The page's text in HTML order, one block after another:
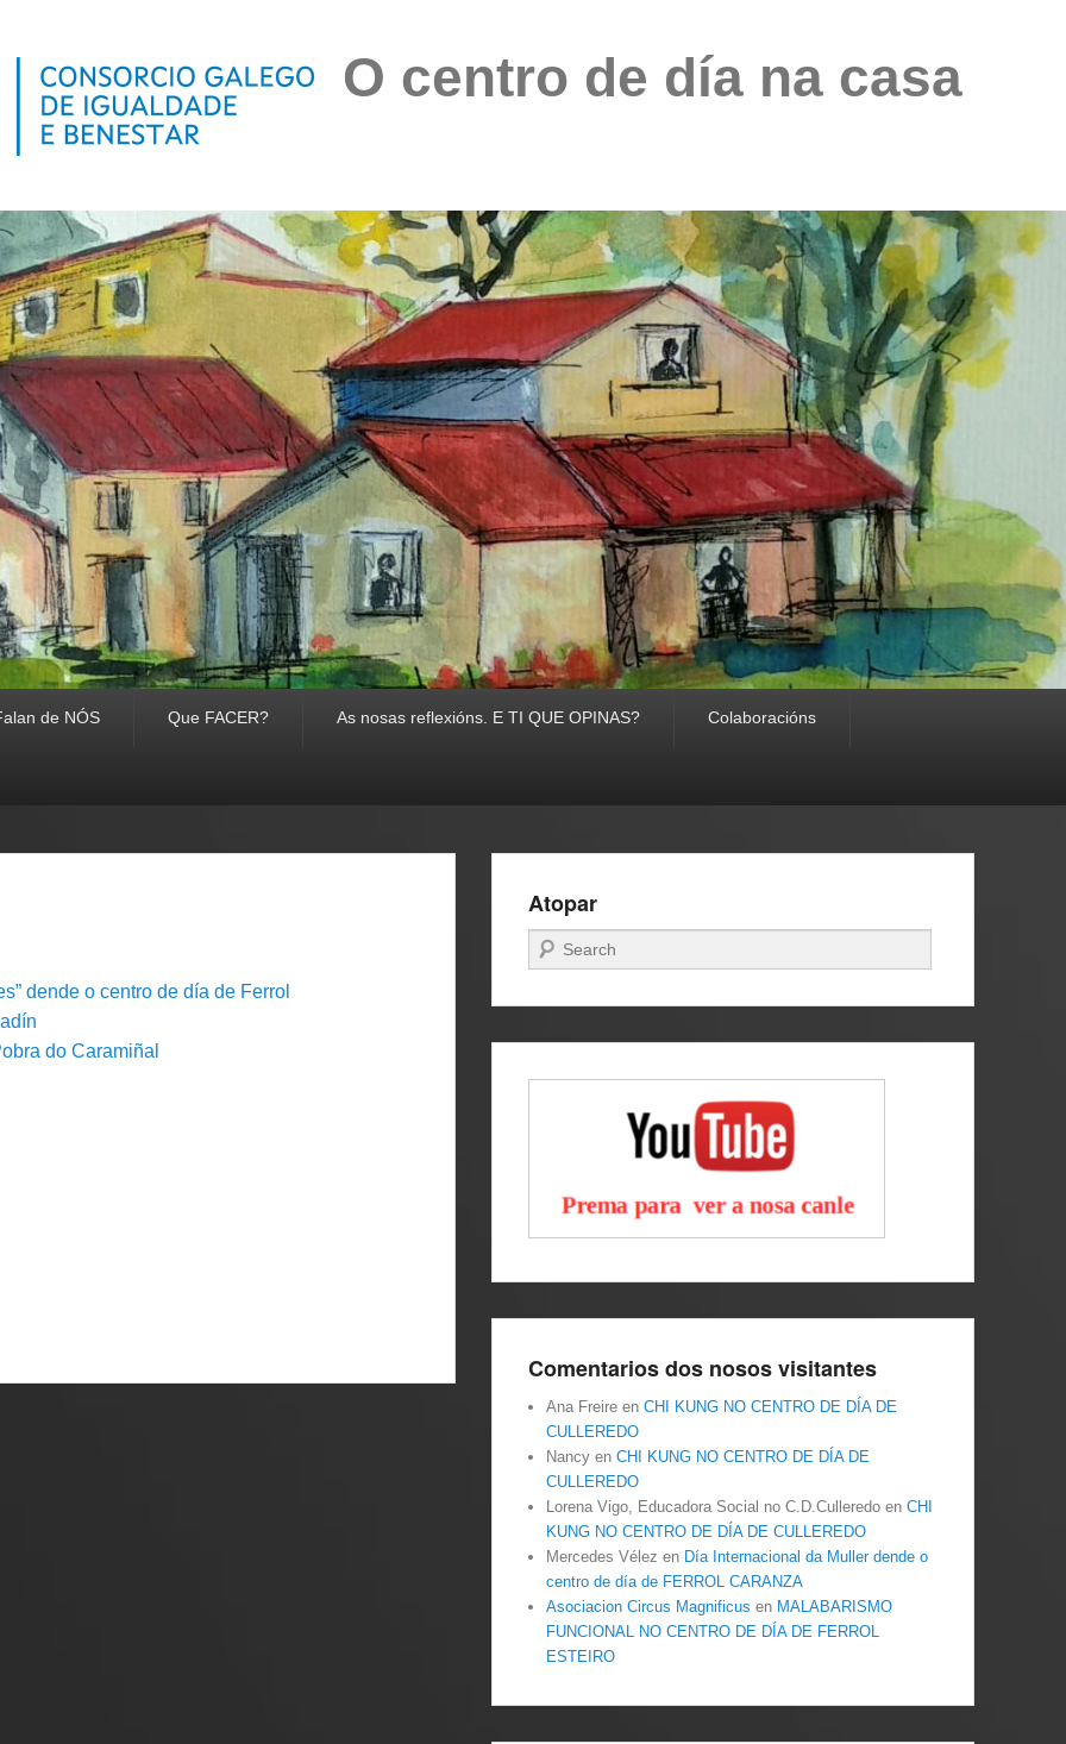
O centro de día na casa
de NÓS Que FACER? As nosas reflexións. E TI QUE OPINAS? Colaboracións
dende o centro de día de Ferrol
do Caramiñal
Atopar
Buscar
Comentarios dos nosos visitantes
Ana Freire en CHI KUNG NO CENTRO DE DÍA DE
CULLEREDO
Nancy en CHI KUNG NO CENTRO DE DÍA DE
CULLEREDO
Lorena Vigo, Educadora Social no C.D.Culleredo en CHI
KUNG NO CENTRO DE DÍA DE CULLEREDO
Mercedes Vélez en Día Internacional da Muller dende o
centro de día de FERROL CARANZA
Asociacion Circus Magnificus en MALABARISMO
FUNCIONAL NO CENTRO DE DÍA DE FERROL
ESTEIRO